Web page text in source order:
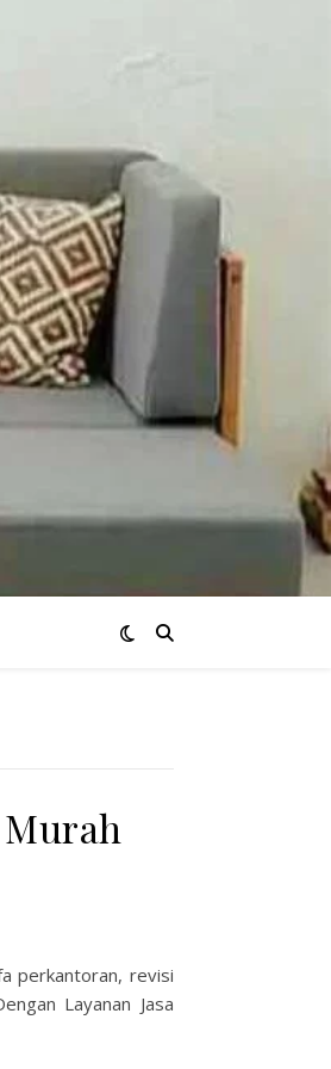
Murah
perkantoran, revisi
Layanan Jasa